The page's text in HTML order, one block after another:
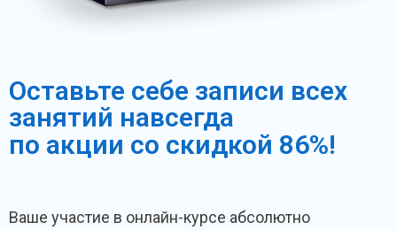
Оставьте себе записи всех
занятий навсегда
по акции со скидкой 86%!
Ваше участие в онлайн-курсе абсолютно